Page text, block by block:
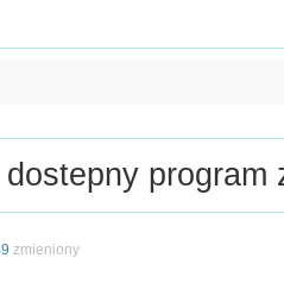
program
zmieniony